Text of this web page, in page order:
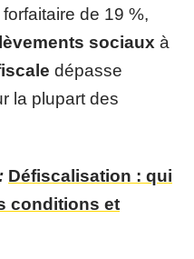
de 19 %,
sociaux à
dépasse
la plupart des
Défiscalisation : qui
conditions et